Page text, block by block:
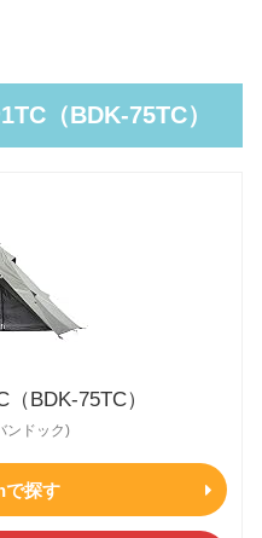
（BDK-75TC）
BDK-75TC）
ンドック)
探す